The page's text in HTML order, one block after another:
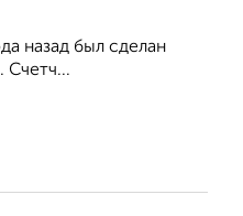
назад был сделан
Счетч...